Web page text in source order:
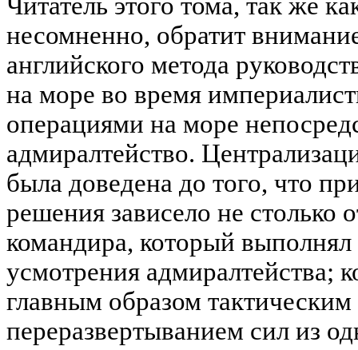
несомненно, обратит
английского метода
на море во время
операциями на море
адмиралтейство.
была доведена до того, что
решения зависело не столько
командира, который
усмотрения адмиралтейства;
главным образом
переразвертыванием сил из